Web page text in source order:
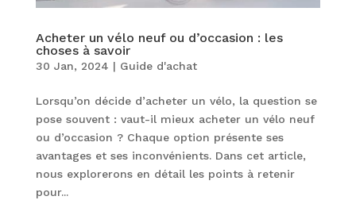
Acheter un vélo neuf ou d’occasion : les
choses à savoir
30 Jan, 2024 | Guide d'achat
Lorsqu’on décide d’acheter un vélo, la question se
pose souvent : vaut-il mieux acheter un vélo neuf
ou d’occasion ? Chaque option présente ses
avantages et ses inconvénients. Dans cet article,
nous explorerons en détail les points à retenir
pour...